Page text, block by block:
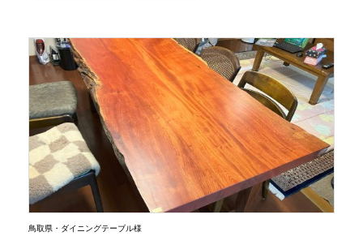
鳥取県・ダイニングテーブル様